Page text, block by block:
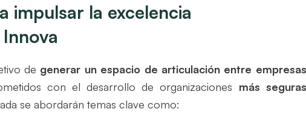
impulsar la excelencia
de generar un espacio de articulación entre
con el desarrollo de organizaciones más
se abordarán temas clave como: